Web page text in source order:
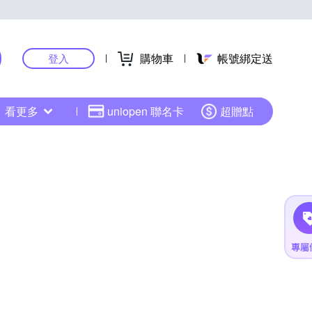
登入 購物車 帳號綁定送
看更多 uniopen 聯名卡 超贈點